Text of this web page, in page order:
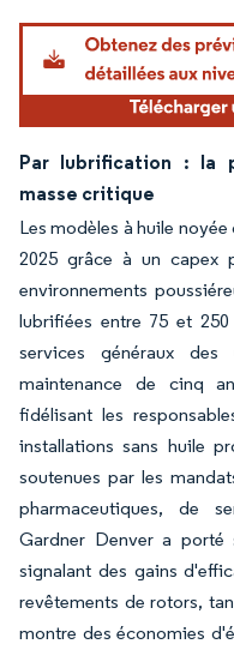
Image © Mordor Intelligence. La
Par lubrification : la
masse critique
Les modèles à huile
2025 grâce à un capex
environnements
lubrifiées entre 75 et
services généraux
maintenance de cinq
fidélisant les
installations sans huile
soutenues par les
pharmaceutiques, de
Gardner Denver a porté
signalant des gains
revêtements de rotors,
montre des économies